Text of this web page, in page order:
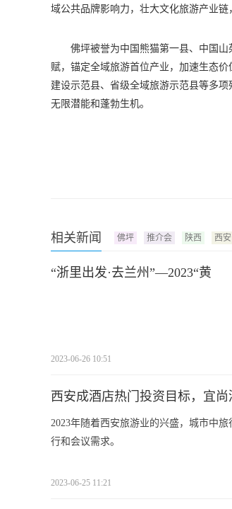
域公共品牌影响力，壮大文化旅游产业
佛坪被誉为中国熊猫第一县、中国
赋，锚定全域旅游首位产业，加速生态
建设示范县、省级全域旅游示范县等多
无限潜能和蓬勃生机。
相关新闻 佛坪 推介会 陕西 西安
“浙里出发·去兰州”—2023“黄
2023-06-26 10:51
西安成酒店热门投资目标，宜尚
2023年随着西安旅游业的兴盛，城市中
行和会议需求。
2023-06-25 11:21